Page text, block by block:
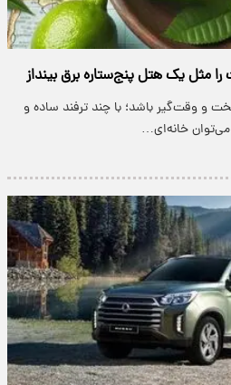
را مثل یک هتل پنج‌ستاره برق بینداز
و وقت‌گیر باشد؛ با چند ترفند ساده و
می‌توان خانه‌ای…